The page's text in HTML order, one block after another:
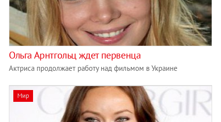
Ольга Арнтгольц ждет первенца
Актриса продолжает работу над фильмом в Украине
Мир